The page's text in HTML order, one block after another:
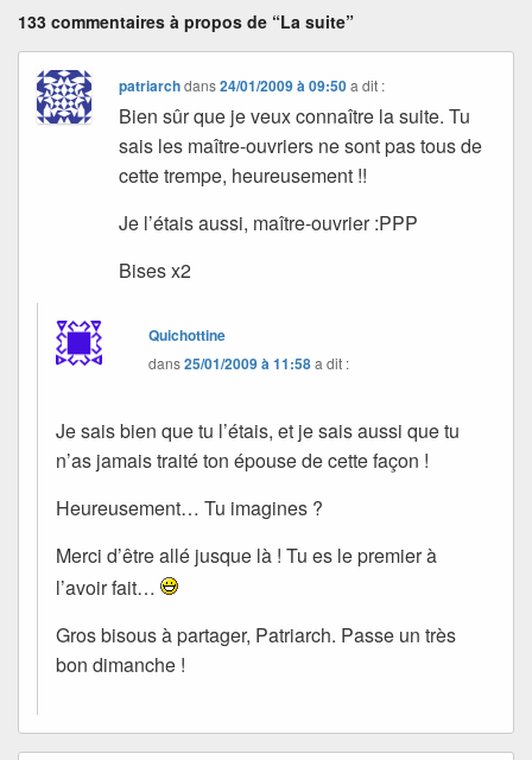
133 commentaires à propos de “La suite”
patriarchdans24/01/2009 à 09:50 a dit :
Bien sûr que je veux connaître la suite. Tu
sais les maître-ouvriers ne sont pas tous de
cette trempe, heureusement !!
Je l’étais aussi, maître-ouvrier :PPP
Bises x2
Quichottine
dans25/01/2009 à 11:58a dit :
Je sais bien que tu l’étais, et je sais aussi que tu
n’as jamais traité ton épouse de cette façon !
Heureusement… Tu imagines ?
Merci d’être allé jusque là ! Tu es le premier à
l’avoir fait…
Gros bisous à partager, Patriarch. Passe un très
bon dimanche !